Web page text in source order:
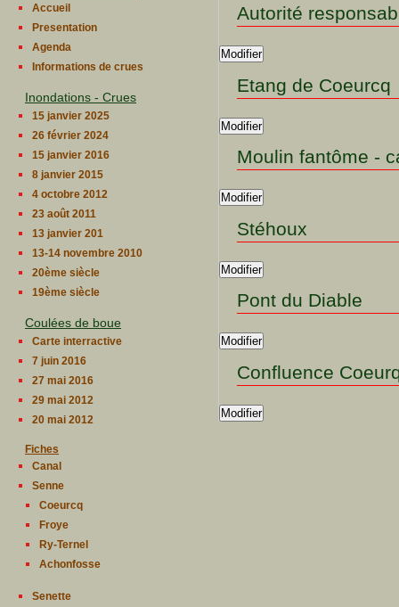
Accueil
Presentation
Agenda
Informations de crues
Inondations - Crues
15 janvier 2025
26 février 2024
15 janvier 2016
8 janvier 2015
4 octobre 2012
23 août 2011
13 janvier 201
13-14 novembre 2010
20ème siècle
19ème siècle
Coulées de boue
Carte interractive
7 juin 2016
27 mai 2016
29 mai 2012
20 mai 2012
Fiches
Canal
Senne
Coeurcq
Froye
Ry-Ternel
Achonfosse
Senette
Autorité
Modifier
Etang de Coeurcq
Modifier
Moulin fantôme -
Modifier
Stéhoux
Modifier
Pont du Diable
Modifier
Confluence
Modifier